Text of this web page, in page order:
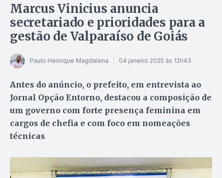
Marcus Vinicius anuncia
secretariado e prioridades para a
gestão de Valparaíso de Goiás
Paulo Henrique Magdalena 04 janeiro 2025 às 12h43
Antes do anúncio, o prefeito, em entrevista ao
Jornal Opção Entorno, destacou a composição de
um governo com forte presença feminina em
cargos de chefia e com foco em nomeações
técnicas